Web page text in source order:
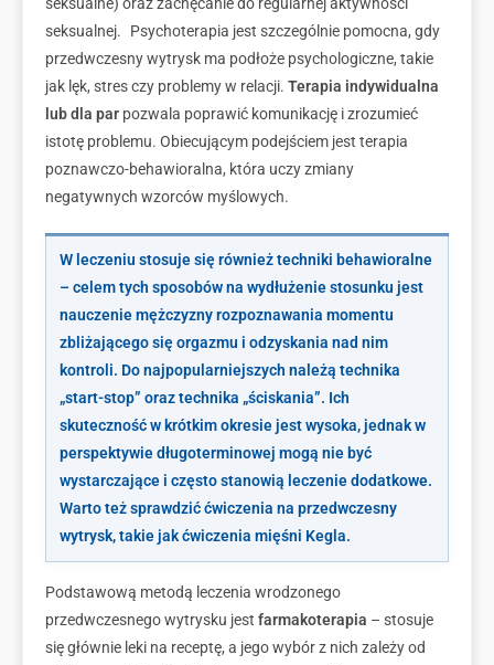
seksualnej. Psychoterapia jest szczególnie pomocna, gdy
przedwczesny wytrysk ma podłoże psychologiczne, takie
jak lęk, stres czy problemy w relacji. Terapia indywidualna
lub dla par pozwala poprawić komunikację i zrozumieć
istotę problemu. Obiecującym podejściem jest terapia
poznawczo-behawioralna, która uczy zmiany
negatywnych wzorców myślowych.
W leczeniu stosuje się równieżtechniki behawioralne
– celem tych sposobów na wydłużenie stosunku jest
nauczenie mężczyzny rozpoznawania momentu
zbliżającego się orgazmu i odzyskania nad nim
kontroli. Do najpopularniejszych należą technika
„start-stop” oraz technika „ściskania”. Ich
skuteczność w krótkim okresie jest wysoka, jednak w
perspektywie długoterminowej mogą nie być
wystarczające i często stanowią leczenie dodatkowe.
Warto też sprawdzić ćwiczenia na przedwczesny
wytrysk, takie jak ćwiczenia mięśni Kegla.
Podstawową metodą leczenia wrodzonego
przedwczesnego wytrysku jest farmakoterapia – stosuje
się głównie leki na receptę, a jego wybór z nich zależy od